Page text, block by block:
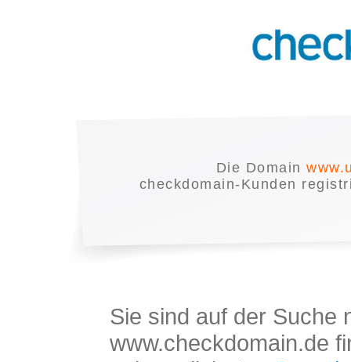
Die Domain
checkdomain-Kunden
Sie sind auf der Suche
www.checkdomain.de